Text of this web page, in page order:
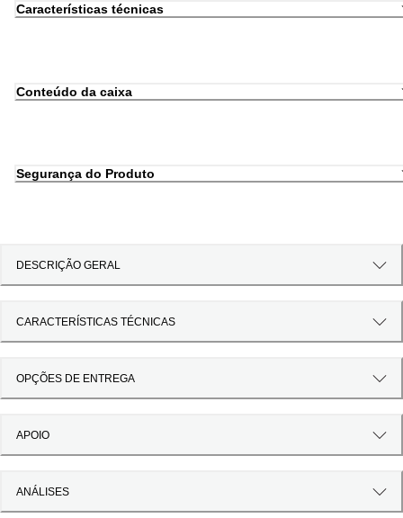
Características técnicas
Conteúdo da caixa
Segurança do Produto
DESCRIÇÃO GERAL
CARACTERÍSTICAS TÉCNICAS
OPÇÕES DE ENTREGA
APOIO
ANÁLISES